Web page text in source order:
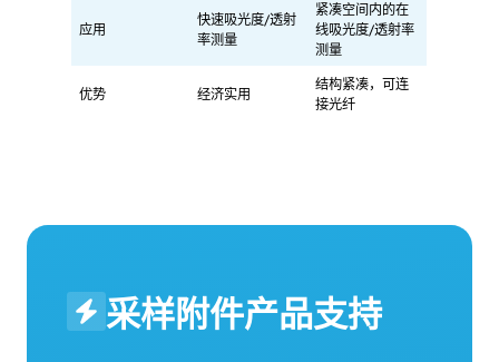
应用
快速吸光度/透射
率测量
紧凑空间内的在
线吸光度/透射率
测量
优势 经济实用
结构紧凑，可连
接光纤
采样附件产品支持